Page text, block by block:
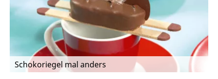
Schokoriegel mal anders